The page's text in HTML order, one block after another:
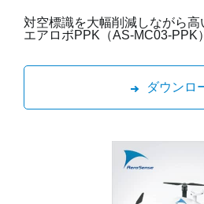
対空標識を大幅削減しながら
エアロボPPK（AS-MC03-PPK
ダウンロ